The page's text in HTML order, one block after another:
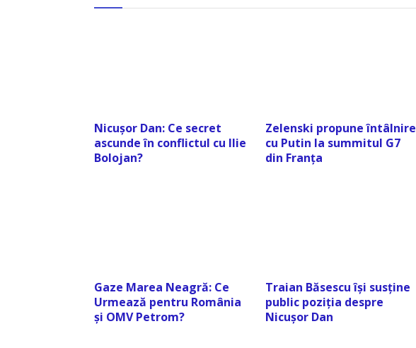
Nicușor Dan: Ce secret
ascunde în conflictul cu Ilie
Bolojan?
Zelenski propune întâlnire
cu Putin la summitul G7
din Franța
Gaze Marea Neagră: Ce
Urmează pentru România
și OMV Petrom?
Traian Băsescu își susține
public poziția despre
Nicușor Dan